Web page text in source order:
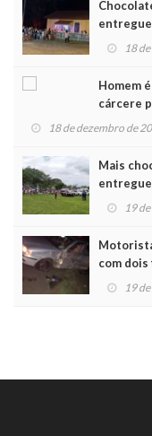
Noel
18
Homem
cárcere
18 de dezembro de
Mais
19
com
19